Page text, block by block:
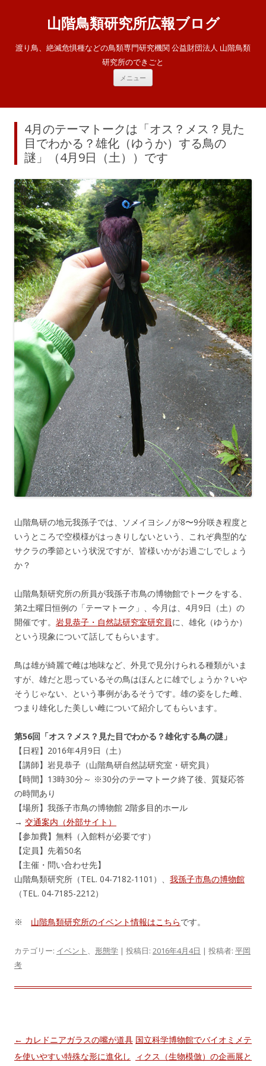
山階鳥類研究所広報ブログ
渡り鳥、絶滅危惧種などの鳥類専門研究機関 公益財団法人 山階鳥類
研究所のできごと
メニュー
ツ
ス
キ
ッ
プ
4月のテーマトークは「オス？メス？見た
目でわかる？雄化（ゆうか）する鳥の
謎」（4月9日（土））です
山階鳥研の地元我孫子では、ソメイヨシノが8〜9分咲き程度と
いうところで空模様がはっきりしないという、これぞ典型的な
サクラの季節という状況ですが、皆様いかがお過ごしでしょう
か？
山階鳥類研究所の所員が我孫子市鳥の博物館でトークをする、
第2土曜日恒例の「テーマトーク」、今月は、4月9日（土）の
開催です。 岩見恭子・自然誌研究室研究員に、雄化（ゆうか）
という現象について話してもらいます。
鳥は雄が綺麗で雌は地味など、外見で見分けられる種類がいま
すが、雄だと思っているその鳥はほんとに雄でしょうか？いや
そうじゃない、という事例があるそうです。雄の姿をした雌、
つまり雄化した美しい雌について紹介してもらいます。
第56回「オス？メス？見た目でわかる？雄化する鳥の謎」
【日程】2016年4月9日（土）
【講師】岩見恭子（山階鳥研自然誌研究室・研究員）
【時間】13時30分～ ※30分のテーマトーク終了後、質疑応答
の時間あり
【場所】我孫子市鳥の博物館 2階多目的ホール
→ 交通案内（外部サイト）
【参加費】無料（入館料が必要です）
【定員】先着50名
【主催・問い合わせ先】
山階鳥類研究所（TEL. 04-7182-1101）、 我孫子市鳥の博物館
（TEL. 04-7185-2212）
※ 山階鳥類研究所のイベント情報はこちらです。
カテゴリー: イベント 、 形態学 | 投稿日: 2016年4月4日 | 投稿者: 平岡
考
投
稿
← カレドニアガラスの嘴が道具
を使いやすい特殊な形に進化し
国立科学博物館でバイオミメテ
ィクス（生物模倣）の企画展と